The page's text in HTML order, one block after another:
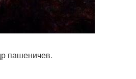
пашеничев.